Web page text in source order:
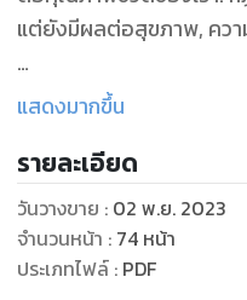
แต่ยังมีผลต่อสุขภาพ, ควา
ในหนังสือนี้, เราจะพาคุณผ่
และสร้างสถานการณ์การเงิ
หากคุณมีความมุ่งมั่นที่จะส
หนังสือนี้จะช่วยคุณที่จะเริ่ม
แสดงมากขึ้น
รายละเอียด
วันวางขาย : 02 พ.ย. 2023
จำนวนหน้า : 74 หน้า
ประเภทไฟล์: PDF